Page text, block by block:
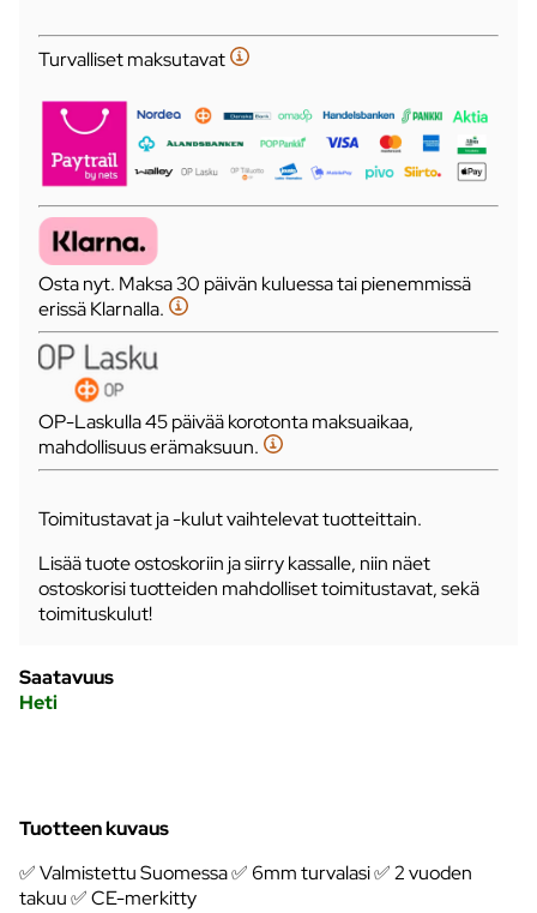
Turvalliset maksutavat
Osta nyt. Maksa 30 päivän kuluessa tai pienemmissä
erissä Klarnalla.
OP-Laskulla 45 päivää korotonta maksuaikaa,
mahdollisuus erämaksuun.
Toimitustavat ja -kulut vaihtelevat tuotteittain.
Lisää tuote ostoskoriin ja siirry kassalle, niin näet
ostoskorisi tuotteiden mahdolliset toimitustavat, sekä
toimituskulut!
Saatavuus
Heti
Tuotteen kuvaus
✅ Valmistettu Suomessa ✅ 6mm turvalasi ✅ 2 vuoden
takuu ✅ CE-merkitty